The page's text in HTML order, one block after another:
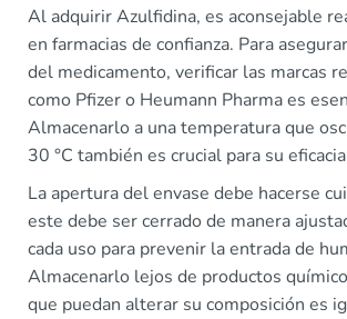
Al adquirir Azulfidina, es aconsejable
en farmacias de confianza. Para
del medicamento, verificar las marcas
como Pfizer o Heumann Pharma es
Almacenarlo a una temperatura que
30 °C también es crucial para su
La apertura del envase debe hacerse
este debe ser cerrado de manera
cada uso para prevenir la entrada de
Almacenarlo lejos de productos
que puedan alterar su composición es